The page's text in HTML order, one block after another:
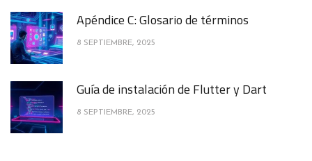
Apéndice C: Glosario de términos
8 SEPTIEMBRE, 2025
Guía de instalación de Flutter y Dart
8 SEPTIEMBRE, 2025